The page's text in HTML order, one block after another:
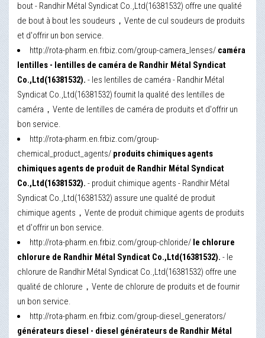
bout - Randhir Métal Syndicat Co.,Ltd(16381532) offre une qualité
de bout à bout les soudeurs，Vente de cul soudeurs de produits
et d'offrir un bon service.
http://rota-pharm.en.frbiz.com/group-camera_lenses/ caméra
lentilles - lentilles de caméra de Randhir Métal Syndicat
Co.,Ltd(16381532). - les lentilles de caméra - Randhir Métal
Syndicat Co.,Ltd(16381532) fournit la qualité des lentilles de
caméra，Vente de lentilles de caméra de produits et d'offrir un
bon service.
http://rota-pharm.en.frbiz.com/group-
chemical_product_agents/ produits chimiques agents
chimiques agents de produit de Randhir Métal Syndicat
Co.,Ltd(16381532). - produit chimique agents - Randhir Métal
Syndicat Co.,Ltd(16381532) assure une qualité de produit
chimique agents，Vente de produit chimique agents de produits
et d'offrir un bon service.
http://rota-pharm.en.frbiz.com/group-chloride/ le chlorure
chlorure de Randhir Métal Syndicat Co.,Ltd(16381532). - le
chlorure de Randhir Métal Syndicat Co.,Ltd(16381532) offre une
qualité de chlorure，Vente de chlorure de produits et de fournir
un bon service.
http://rota-pharm.en.frbiz.com/group-diesel_generators/
générateurs diesel - diesel générateurs de Randhir Métal